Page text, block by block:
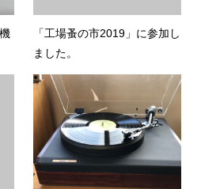
「工場蚤の市2019」に参加し
ました。